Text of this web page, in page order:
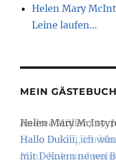
Helen Mary
Leine laufen…
MEIN GÄSTEBUCH
Andrea Müller/19.
Hallo Dukiiii, ich
Mini-Xolo und